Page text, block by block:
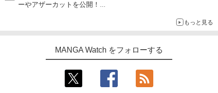
ーやアザーカットを公開！
もっと見る
MANGA Watch をフォローする